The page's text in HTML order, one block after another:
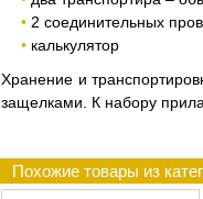
2 соединительных
калькулятор
Хранение и
защелками. К набору
Похожие товары из